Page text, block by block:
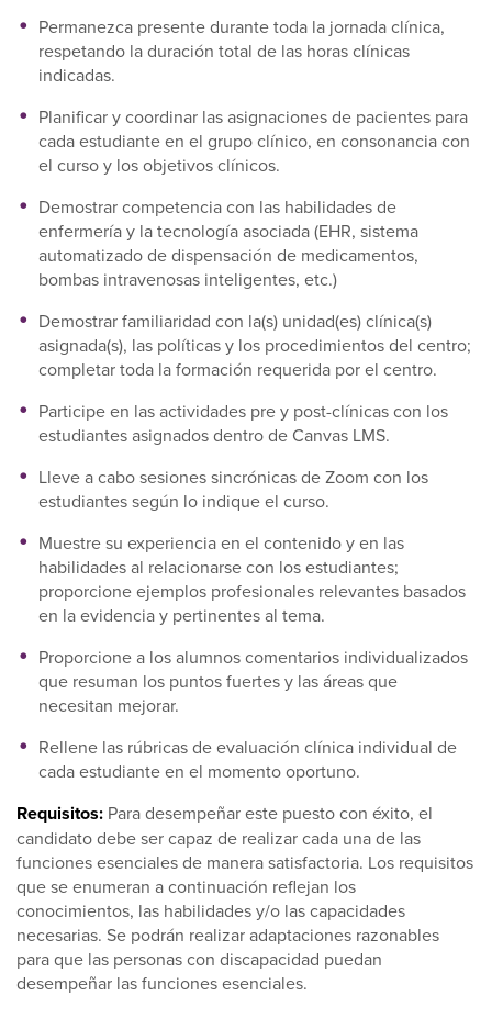
Permanezca presente durante toda la jornada clínica,
respetando la duración total de las horas clínicas
indicadas.
Planificar y coordinar las asignaciones de pacientes para
cada estudiante en el grupo clínico, en consonancia con
el curso y los objetivos clínicos.
Demostrar competencia con las habilidades de
enfermería y la tecnología asociada (EHR, sistema
automatizado de dispensación de medicamentos,
bombas intravenosas inteligentes, etc.)
Demostrar familiaridad con la(s) unidad(es) clínica(s)
asignada(s), las políticas y los procedimientos del centro;
completar toda la formación requerida por el centro.
Participe en las actividades pre y post-clínicas con los
estudiantes asignados dentro de Canvas LMS.
Lleve a cabo sesiones sincrónicas de Zoom con los
estudiantes según lo indique el curso.
Muestre su experiencia en el contenido y en las
habilidades al relacionarse con los estudiantes;
proporcione ejemplos profesionales relevantes basados
en la evidencia y pertinentes al tema.
Proporcione a los alumnos comentarios individualizados
que resuman los puntos fuertes y las áreas que
necesitan mejorar.
Rellene las rúbricas de evaluación clínica individual de
cada estudiante en el momento oportuno.
Requisitos: Para desempeñar este puesto con éxito, el
candidato debe ser capaz de realizar cada una de las
funciones esenciales de manera satisfactoria. Los requisitos
que se enumeran a continuación reflejan los
conocimientos, las habilidades y/o las capacidades
necesarias. Se podrán realizar adaptaciones razonables
para que las personas con discapacidad puedan
desempeñar las funciones esenciales.